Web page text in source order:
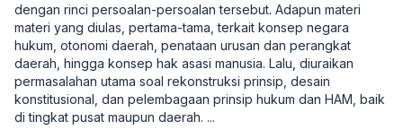
dengan rinci persoalan-persoalan tersebut. Adapun materi
materi yang diulas, pertama-tama, terkait konsep negara
hukum, otonomi daerah, penataan urusan dan perangkat
daerah, hingga konsep hak asasi manusia. Lalu, diuraikan
permasalahan utama soal rekonstruksi prinsip, desain
konstitusional, dan pelembagaan prinsip hukum dan HAM, baik
di tingkat pusat maupun daerah. ...